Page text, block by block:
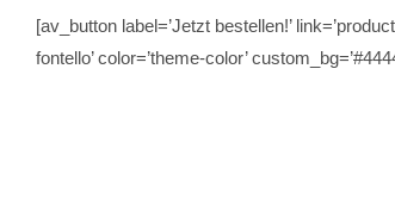
[av_button label=’Jetzt bestellen!’
fontello’ color=’theme-color’